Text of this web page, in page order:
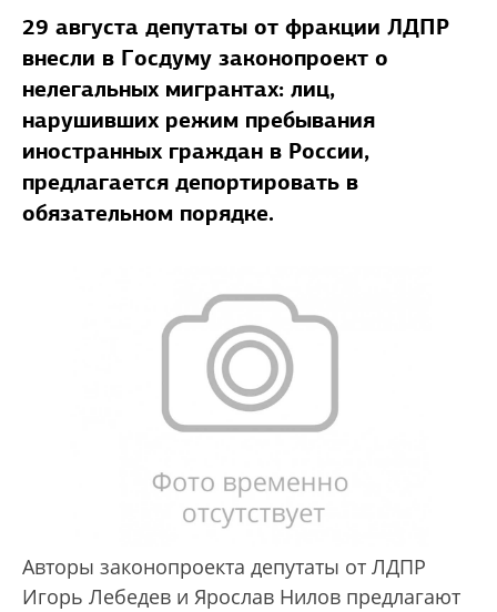
29 августа депутаты от фракции ЛДПР
внесли в Госдуму законопроект о
нелегальных мигрантах: лиц,
нарушивших режим пребывания
иностранных граждан в России,
предлагается депортировать в
обязательном порядке.
Авторы законопроекта депутаты от ЛДПР
Игорь Лебедев и Ярослав Нилов предлагают